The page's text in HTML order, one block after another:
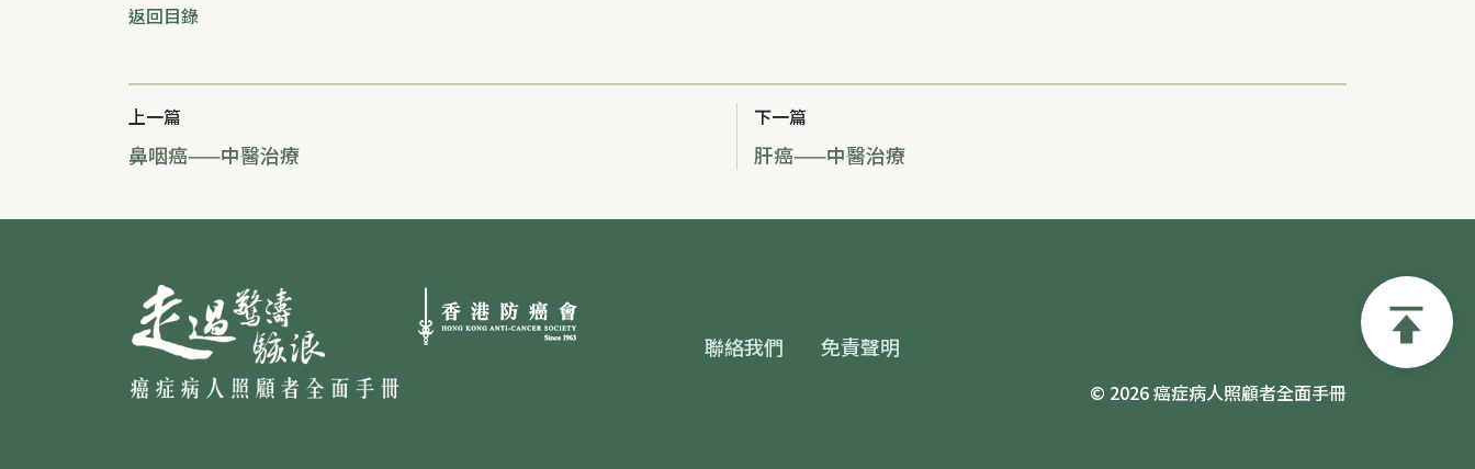
返回目錄
上一篇
鼻咽癌——中醫治療
下一篇
肝癌——中醫治療
Footer
聯絡我們 免責聲明
© 2026 癌症病人照顧者全面手冊